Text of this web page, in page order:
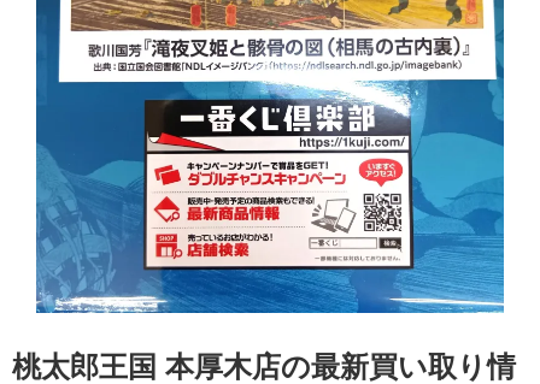
桃太郎王国 本厚木店の最新買い取り情